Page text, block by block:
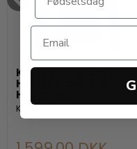
Kingsland Classic
Hybrid Ridejakke Med
Hætte. Navy
Kingsland